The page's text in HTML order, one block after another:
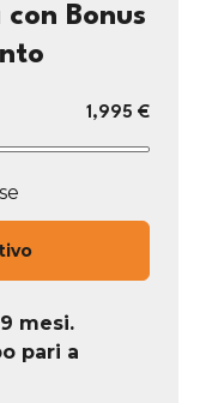
Bonus
1,995 €
mesi.
pari a